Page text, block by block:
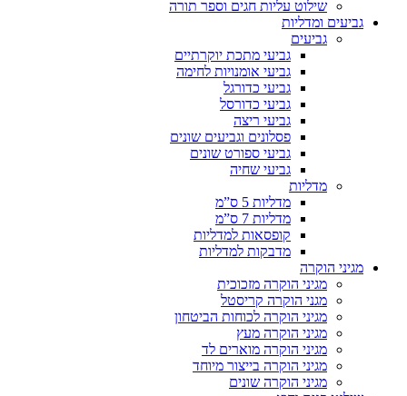
שילוט עליות חגים וספר תורה
גביעים ומדליות
גביעים
גביעי מתכת יוקרתיים
גביעי אומנויות לחימה
גביעי כדורגל
גביעי כדורסל
גביעי ריצה
פסלונים וגביעים שונים
גביעי ספורט שונים
גביעי שחיה
מדליות
מדליות 5 ס”מ
מדליות 7 ס”מ
קופסאות למדליות
מדבקות למדליות
מגיני הוקרה
מגיני הוקרה מזכוכית
מגני הוקרה קריסטל
מגיני הוקרה לכוחות הביטחון
מגיני הוקרה מעץ
מגיני הוקרה מוארים לד
מגיני הוקרה בייצור מיוחד
מגיני הוקרה שונים